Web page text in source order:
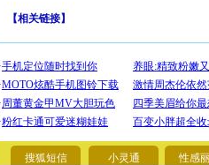
【相关链接】
搜狐短信 小灵通 性感